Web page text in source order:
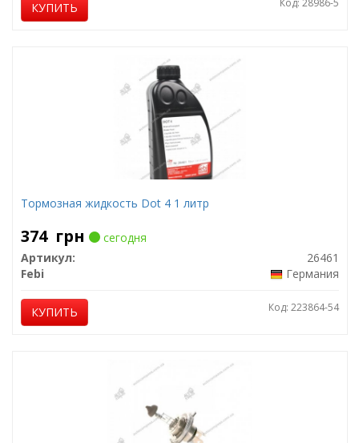
КУПИТЬ Код: 28986-5
Тормозная жидкость Dot 4 1 литр
374 грн
сегодня
Артикул:
26461
Febi
Германия
КУПИТЬ Код: 223864-54